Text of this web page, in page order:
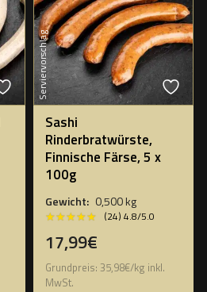
Serviervorschlag
Sashi
Rinderbratwürste,
Finnische Färse, 5 x
100g
Gewicht: 0,500 kg
★★★★★
★★★★★ (24) 4.8/5.0
17,99€
Grundpreis: 35,98€/kg inkl.
MwSt.